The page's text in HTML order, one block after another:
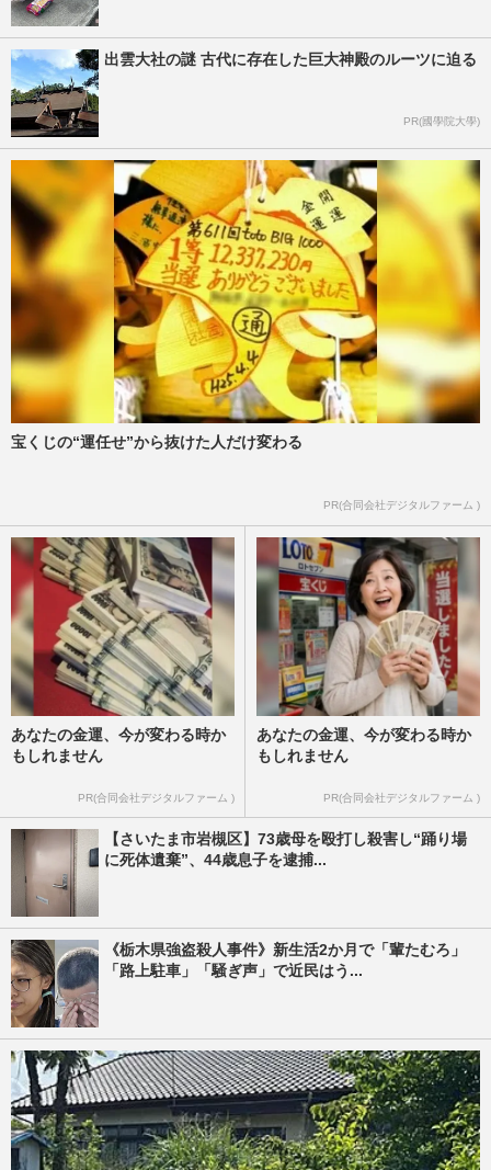
出雲大社の謎 古代に存在した巨大神殿のルーツに迫る
PR(國學院大學)
宝くじの“運任せ”から抜けた人だけ変わる
PR(合同会社デジタルファーム )
あなたの金運、今が変わる時か
もしれません
PR(合同会社デジタルファーム )
あなたの金運、今が変わる時か
もしれません
PR(合同会社デジタルファーム )
【さいたま市岩槻区】73歳母を殴打し殺害し“踊り場
に死体遺棄”、44歳息子を逮捕...
《栃木県強盗殺人事件》新生活2か月で「輩たむろ」
「路上駐車」「騒ぎ声」で近民はう...